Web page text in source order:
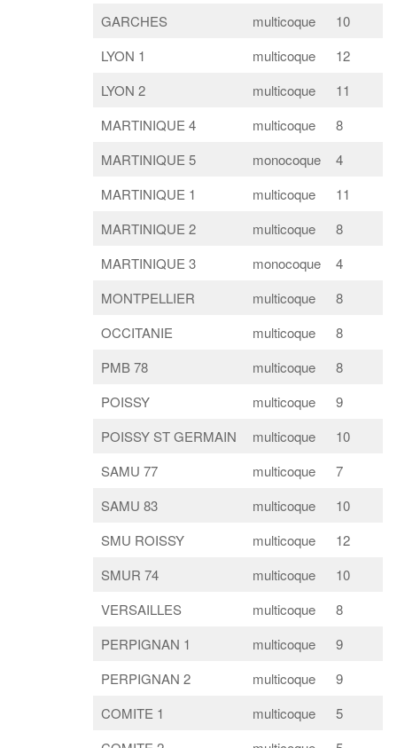
GARCHES
multicoque
10
LYON 1
multicoque
12
LYON 2
multicoque
11
MARTINIQUE 4
multicoque
8
MARTINIQUE 5
monocoque
4
MARTINIQUE 1
multicoque
11
MARTINIQUE 2
multicoque
8
MARTINIQUE 3
monocoque
4
MONTPELLIER
multicoque
8
OCCITANIE
multicoque
8
PMB 78
multicoque
8
POISSY
multicoque
9
POISSY ST GERMAIN
multicoque
10
SAMU 77
multicoque
7
SAMU 83
multicoque
10
SMU ROISSY
multicoque
12
SMUR 74
multicoque
10
VERSAILLES
multicoque
8
PERPIGNAN 1
multicoque
9
PERPIGNAN 2
multicoque
9
COMITE 1
multicoque
5